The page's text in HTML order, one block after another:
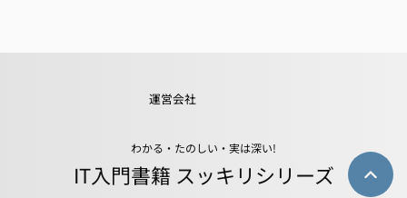
運営会社
わかる・たのしい・実は深い!
IT入門書籍 スッキリシリーズ